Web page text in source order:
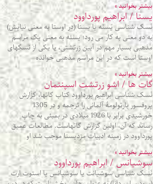
بیشتر بخوانید »
یسنا / ابراهیم پورداوود
نَسک شناسی یَسنَه یا یسنا (در اوستا به معنی نیایش)
به دو معنی به کار می رود؛ یسنه به معنی یک مراسم
مذهبی بسیار مهم در آیین زرتشتی، یا یکی از نسکهای
اوستا است که در این مراسم مذهبی خوانده
بیشتر بخوانید »
گات ها / اشو زرتشت اسپنتمان
نَسک شناسی ابراهیم پورداوود کتاب گاتها، گزارش
پروفسور بارتولومۀ آلمانی را ترجمه و در 1305
خورشیدی برابر با 1926 میلادی در بمبئی به چاپ
رساند که آن، اولین گزارش گاتهاست. مطالعات عمیق
پورداوود در زمینه ادبیات مزدیسنا موجب شد او
بیشتر بخوانید »
سوشیانس / ابراهیم پورداوود
نَسک شناسی سوشیانت یا سوشیانس یا استوت ارت